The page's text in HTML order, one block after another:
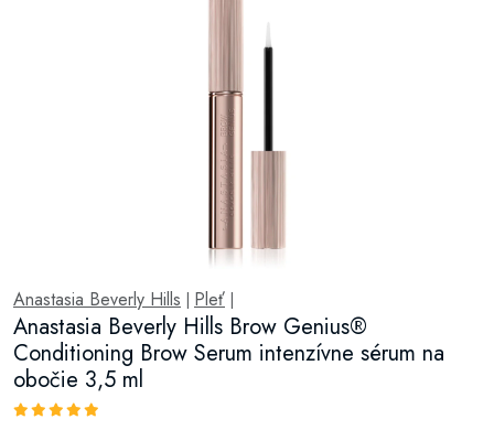
Anastasia Beverly Hills Pleť
Anastasia Beverly Hills Brow Genius®
Conditioning Brow Serum intenzívne sérum na
obočie 3,5 ml